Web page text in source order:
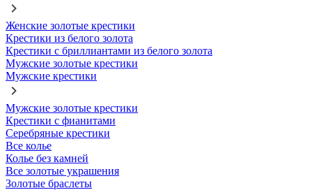
Женские золотые крестики
Крестики из белого золота
Крестики с бриллиантами из белого золота
Мужские золотые крестики
Мужские крестики
Мужские золотые крестики
Крестики с фианитами
Серебряные крестики
Все колье
Колье без камней
Все золотые украшения
Золотые браслеты